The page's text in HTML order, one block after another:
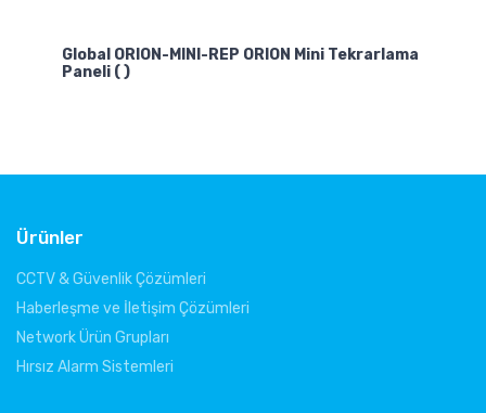
Global ORION-MINI-REP ORION Mini Tekrarlama
Paneli ( )
Ürünler
CCTV & Güvenlik Çözümleri
Haberleşme ve İletişim Çözümleri
Network Ürün Grupları
Hırsız Alarm Sistemleri